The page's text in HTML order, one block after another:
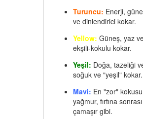
Turuncu: Enerji,
ve dinlendirici kokar.
Yellow: Güneş, yaz
ekşili-kokulu kokar.
Yeşil: Doğa, tazeliği
soğuk ve "yeşil" kokar.
Mavi: En "zor"
yağmur, fırtına
çamaşır gibi.